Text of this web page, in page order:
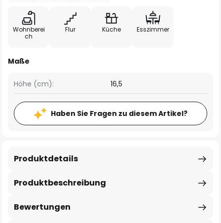
Wohnberei
ch
Flur Küche Esszimmer
Maße
Höhe (cm): 16,5
Haben Sie Fragen zu diesem Artikel?
Produktbeschreibung
Produktdetails
Bewertungen